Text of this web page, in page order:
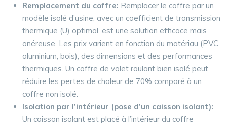
Remplacement du coffre: Remplacer le coffre par un
modèle isolé d’usine, avec un coefficient de transmission
thermique (U) optimal, est une solution efficace mais
onéreuse. Les prix varient en fonction du matériau (PVC,
aluminium, bois), des dimensions et des performances
thermiques. Un coffre de volet roulant bien isolé peut
réduire les pertes de chaleur de 70% comparé à un
coffre non isolé.
Isolation par l’intérieur (pose d’un caisson isolant):
Un caisson isolant est placé à l’intérieur du coffre